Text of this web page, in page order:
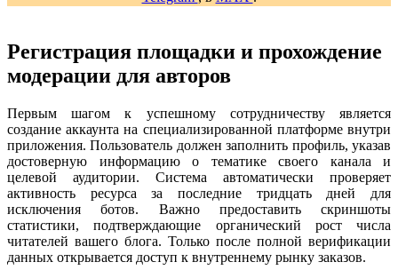
Регистрация площадки и прохождение
модерации для авторов
Первым шагом к успешному сотрудничеству является
создание аккаунта на специализированной платформе внутри
приложения. Пользователь должен заполнить профиль, указав
достоверную информацию о тематике своего канала и
целевой аудитории. Система автоматически проверяет
активность ресурса за последние тридцать дней для
исключения ботов. Важно предоставить скриншоты
статистики, подтверждающие органический рост числа
читателей вашего блога. Только после полной верификации
данных открывается доступ к внутреннему рынку заказов.